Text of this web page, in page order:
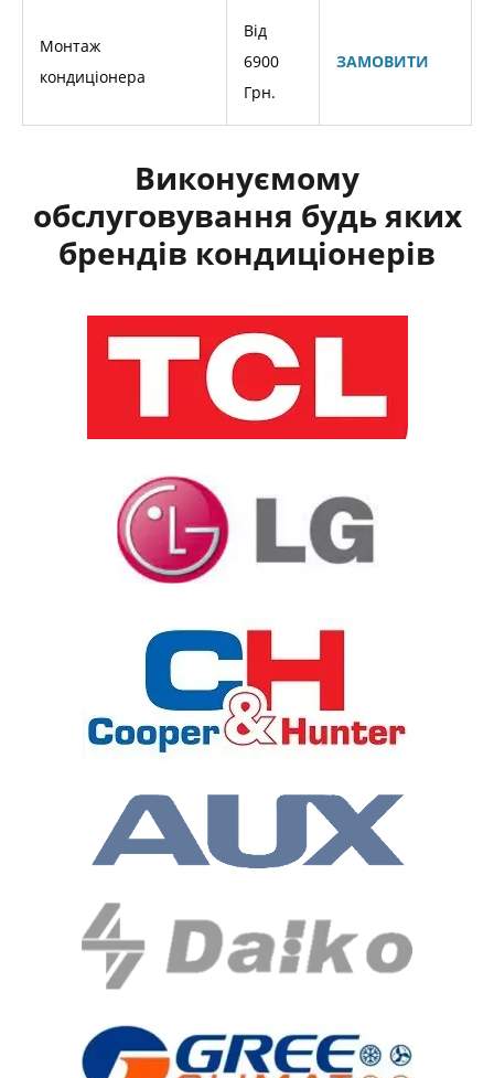
Монтаж
кондиціонера
Від
6900
Грн.
ЗАМОВИТИ
Виконуємому
обслуговування будь яких
брендів кондиціонерів